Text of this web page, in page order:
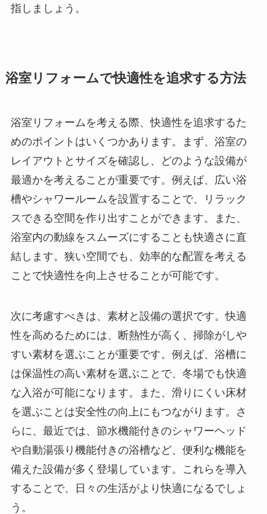
指しましょう。
浴室リフォームで快適性を追求する方法
浴室リフォームを考える際、快適性を追求するた
めのポイントはいくつかあります。まず、浴室の
レイアウトとサイズを確認し、どのような設備が
最適かを考えることが重要です。例えば、広い浴
槽やシャワールームを設置することで、リラック
スできる空間を作り出すことができます。また、
浴室内の動線をスムーズにすることも快適さに直
結します。狭い空間でも、効率的な配置を考える
ことで快適性を向上させることが可能です。
次に考慮すべきは、素材と設備の選択です。快適
性を高めるためには、断熱性が高く、掃除がしや
すい素材を選ぶことが重要です。例えば、浴槽に
は保温性の高い素材を選ぶことで、冬場でも快適
な入浴が可能になります。また、滑りにくい床材
を選ぶことは安全性の向上にもつながります。さ
らに、最近では、節水機能付きのシャワーヘッド
や自動湯張り機能付きの浴槽など、便利な機能を
備えた設備が多く登場しています。これらを導入
することで、日々の生活がより快適になるでしょ
う。